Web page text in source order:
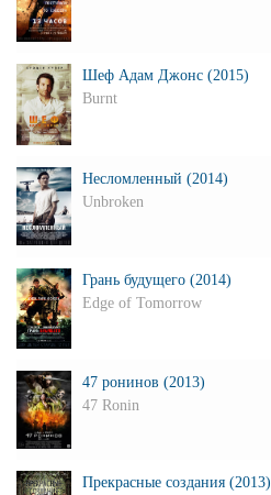
Шеф Адам Джонс (2015)
Burnt
Несломленный (2014)
Unbroken
Грань будущего (2014)
Edge of Tomorrow
47 ронинов (2013)
47 Ronin
Прекрасные создания (2013)